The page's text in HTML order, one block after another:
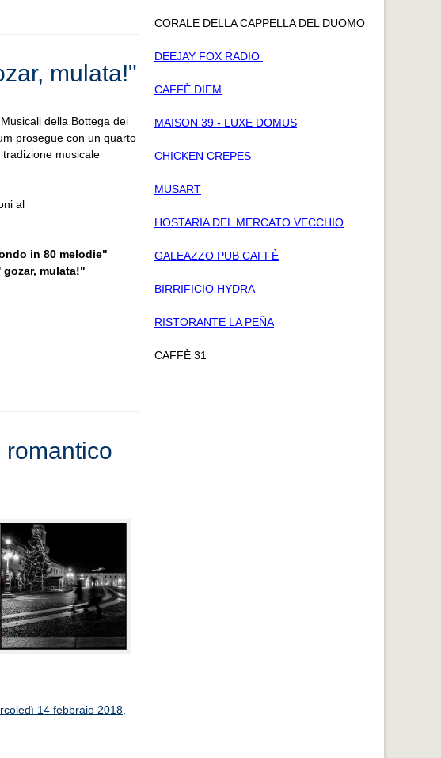
mulata!"
della Bottega dei
prosegue con un quarto
musicale
al
in 80 melodie"
mulata!"
14 febbraio 2018,
CORALE DELLA CAPPELLA DEL DUOMO
DEEJAY FOX RADIO
CAFFÈ DIEM
MAISON 39 - LUXE DOMUS
CHICKEN CREPES
MUSART
HOSTARIA DEL MERCATO VECCHIO
GALEAZZO PUB CAFFÈ
BIRRIFICIO HYDRA
RISTORANTE LA PEÑA
CAFFÈ 31